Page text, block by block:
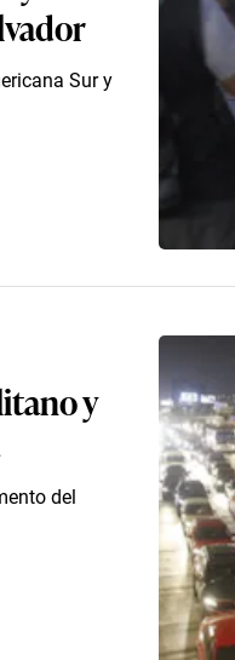
Sur y
y
del